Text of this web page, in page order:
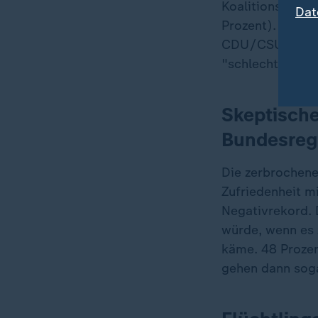
Prozent). Die
CDU/CSU mit
"schlecht"
Die zerbrochene
Zufriedenheit
Negativrekord.
würde, wenn
käme. 48
gehen dann